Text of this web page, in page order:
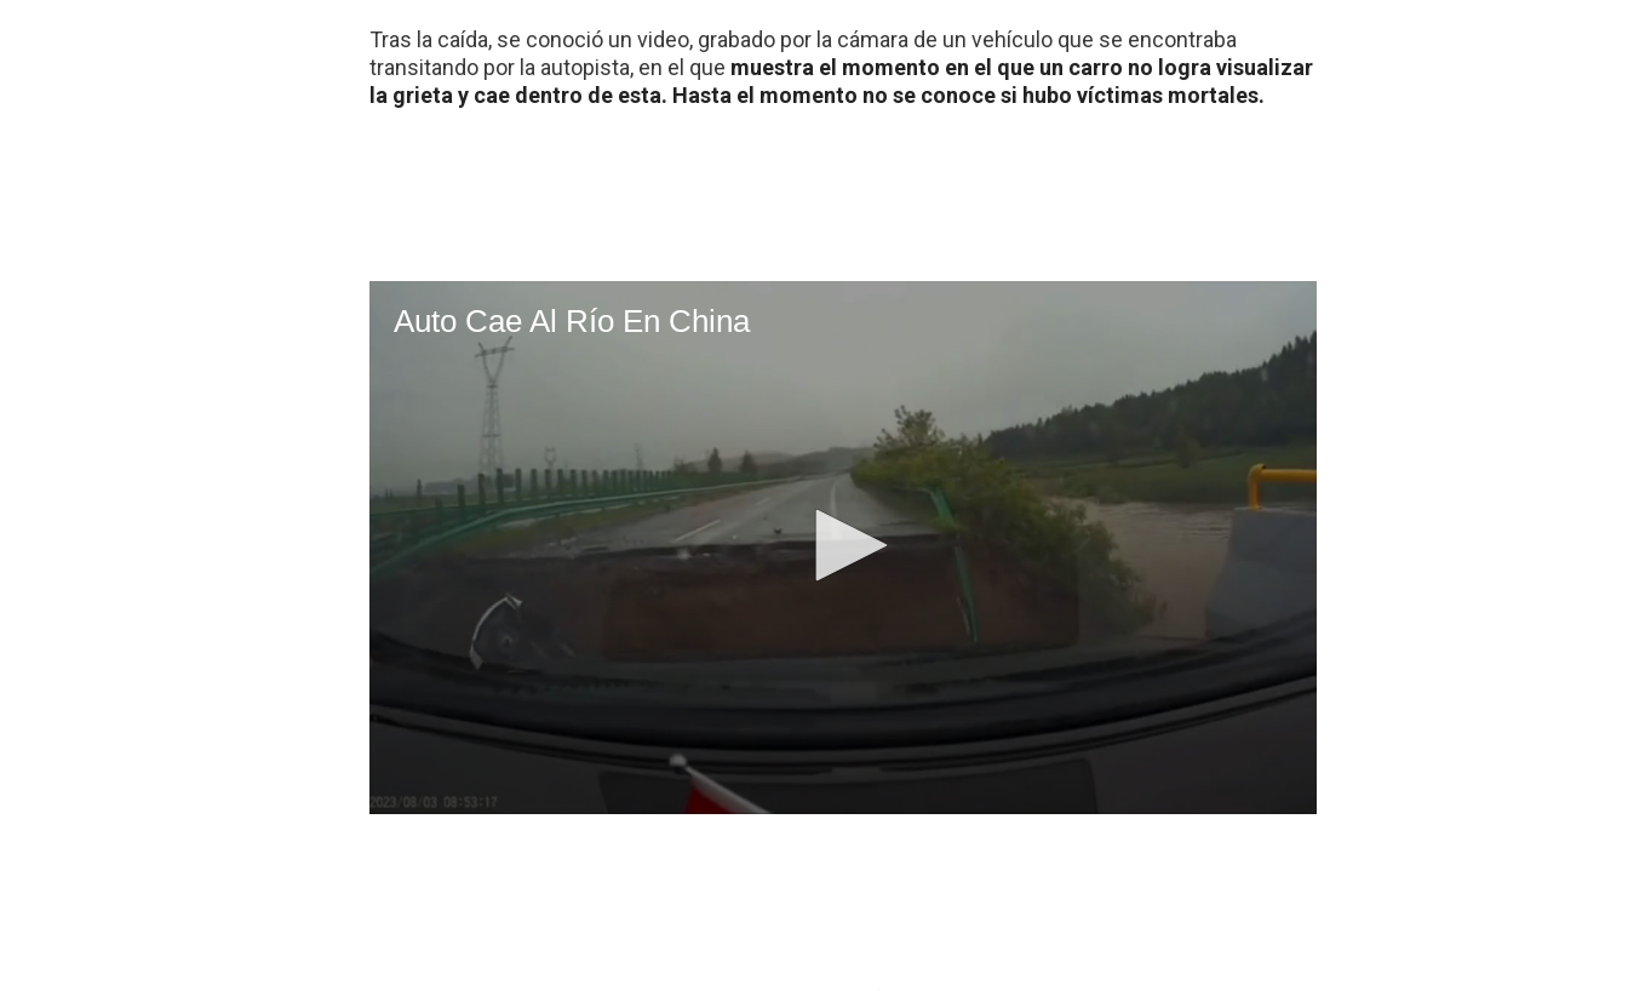
Tras la caída, se conoció un video, grabado por la cámara de un vehículo que se encontraba
transitando por la autopista, en el que muestra el momento en el que un carro no logra visualizar
la grieta y cae dentro de esta. Hasta el momento no se conoce si hubo víctimas mortales.